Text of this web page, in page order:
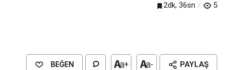
2dk, 36sn 5
BEĞEN + - PAYLAŞ